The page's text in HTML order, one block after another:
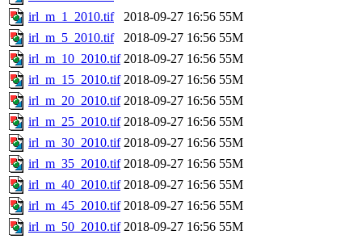
irl_m_1_2010.tif
2018-09-27 16:56 55M
irl_m_5_2010.tif
2018-09-27 16:56 55M
irl_m_10_2010.tif 2018-09-27 16:56 55M
irl_m_15_2010.tif 2018-09-27 16:56 55M
irl_m_20_2010.tif 2018-09-27 16:56 55M
irl_m_25_2010.tif 2018-09-27 16:56 55M
irl_m_30_2010.tif 2018-09-27 16:56 55M
irl_m_35_2010.tif 2018-09-27 16:56 55M
irl_m_40_2010.tif 2018-09-27 16:56 55M
irl_m_45_2010.tif 2018-09-27 16:56 55M
irl_m_50_2010.tif 2018-09-27 16:56 55M